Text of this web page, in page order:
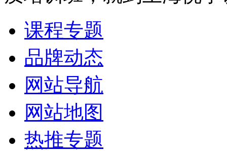
课程专题
品牌动态
网站导航
网站地图
热推专题